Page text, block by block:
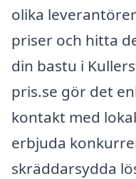
olika
priser och hitta
din bastu i
pris.se gör det
kontakt med
erbjuda
skräddarsydda